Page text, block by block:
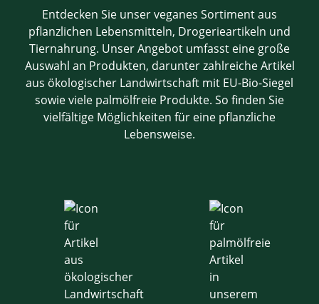
Entdecken Sie unser veganes Sortiment aus
pflanzlichen Lebensmitteln, Drogerieartikeln und
Tiernahrung. Unser Angebot umfasst eine große
Auswahl an Produkten, darunter zahlreiche Artikel
aus ökologischer Landwirtschaft mit EU-Bio-Siegel
sowie viele palmölfreie Produkte. So finden Sie
vielfältige Möglichkeiten für eine pflanzliche
Lebensweise.